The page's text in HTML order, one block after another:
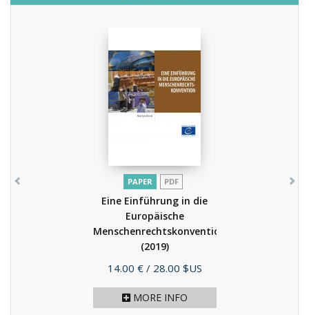
PAPER PDF
Eine Einführung in die
Europäische
Menschenrechtskonvention
(2019)
Price
14.00 € / 28.00 $US
MORE INFO